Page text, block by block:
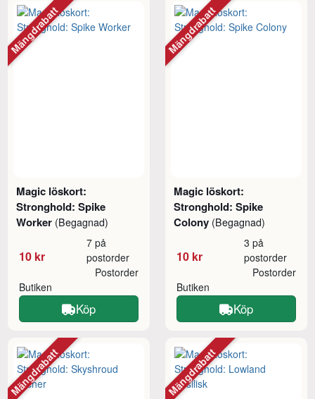
Magic löskort:
Stronghold: Spike
Worker (Begagnad)
10 kr
7 på
postorder
Butiken
Postorder
Köp
Mängdrabatt
Magic löskort:
Stronghold: Spike
Colony (Begagnad)
10 kr
3 på
postorder
Butiken
Postorder
Köp
Mängdrabatt
Mängdrabatt Mängdrabatt